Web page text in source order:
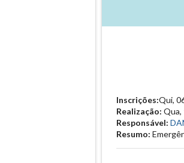
Inscrições:Qui,
Realização: Qua,
Responsável:
Resumo: